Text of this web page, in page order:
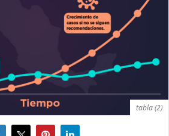
tabla (2)